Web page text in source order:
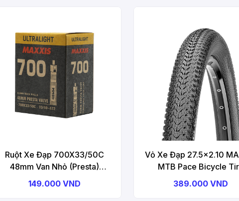
Ruột Xe Đạp 700X33/50C
48mm Van Nhỏ (Presta)
MAXXIS Ultralight Bicycle Tube
149.000 VND
Vỏ Xe Đạp 27.5x2.10
MTB Pace Bicycle
389.000 VND